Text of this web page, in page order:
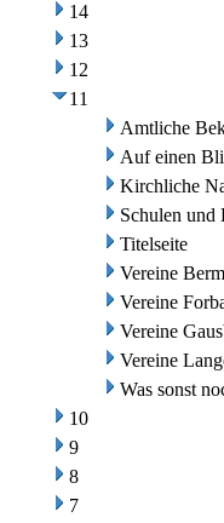
14
13
12
11
Amtliche
Auf einen
Kirchliche
Schulen und
Titelseite
Vereine
Vereine
Vereine
Vereine
Was sonst
10
9
8
7